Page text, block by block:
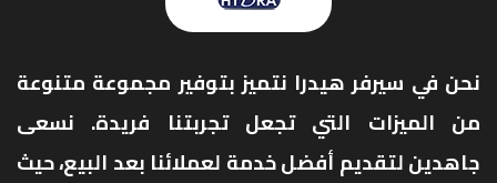
نحن في سيرفر هيدرا نتميز بتوفير مجموعة متنوعة
من الميزات التي تجعل تجربتنا فريدة. نسعى
جاهدين لتقديم أفضل خدمة لعملائنا بعد البيع، حيث